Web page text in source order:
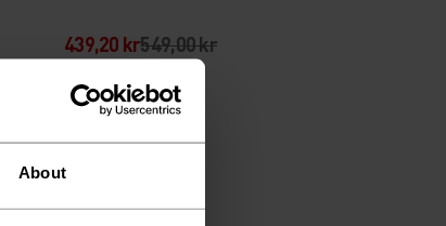
About
439,20 kr549,00 kr
-20 %
Sommersalg
% %